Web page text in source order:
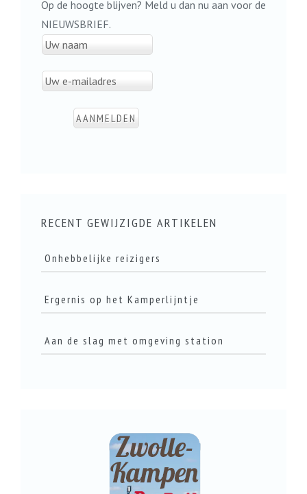
Op de hoogte blijven? Meld u dan nu aan voor de
NIEUWSBRIEF.
RECENT GEWIJZIGDE ARTIKELEN
Onhebbelijke reizigers
LEES DIT ARTIKEL
Ergernis op het Kamperlijntje
LEES DIT ARTIKEL
Aan de slag met omgeving station